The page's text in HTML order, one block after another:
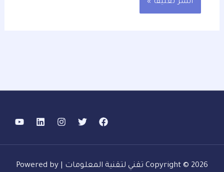
Copyright © 2026 تقني لتقنية المعلومات | Powered by